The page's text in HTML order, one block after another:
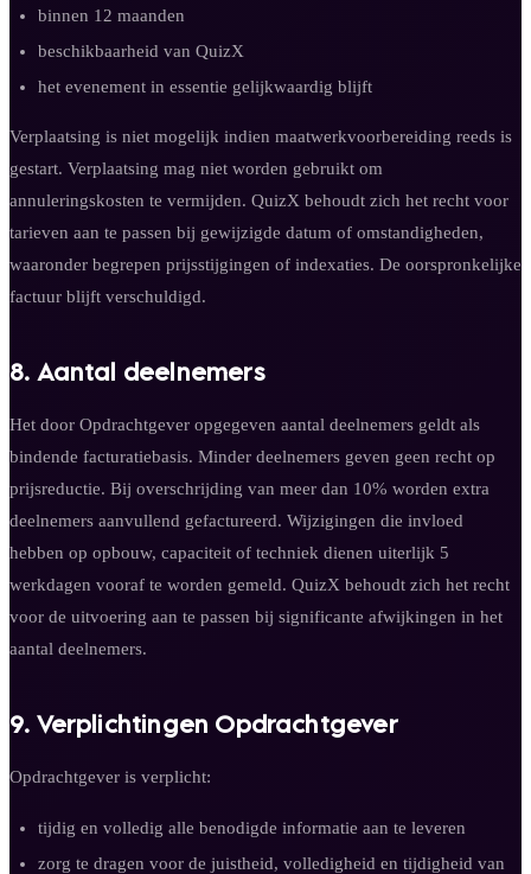
binnen 12 maanden
beschikbaarheid van QuizX
het evenement in essentie gelijkwaardig blijft
Verplaatsing is niet mogelijk indien maatwerkvoorbereiding reeds is
gestart. Verplaatsing mag niet worden gebruikt om
annuleringskosten te vermijden. QuizX behoudt zich het recht voor
tarieven aan te passen bij gewijzigde datum of omstandigheden,
waaronder begrepen prijsstijgingen of indexaties. De oorspronkelijke
factuur blijft verschuldigd.
8. Aantal deelnemers
Het door Opdrachtgever opgegeven aantal deelnemers geldt als
bindende facturatiebasis. Minder deelnemers geven geen recht op
prijsreductie. Bij overschrijding van meer dan 10% worden extra
deelnemers aanvullend gefactureerd. Wijzigingen die invloed
hebben op opbouw, capaciteit of techniek dienen uiterlijk 5
werkdagen vooraf te worden gemeld. QuizX behoudt zich het recht
voor de uitvoering aan te passen bij significante afwijkingen in het
aantal deelnemers.
9. Verplichtingen Opdrachtgever
Opdrachtgever is verplicht:
tijdig en volledig alle benodigde informatie aan te leveren
zorg te dragen voor de juistheid, volledigheid en tijdigheid van